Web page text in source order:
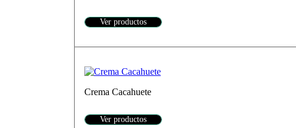
Ver productos
Crema Cacahuete
Ver productos